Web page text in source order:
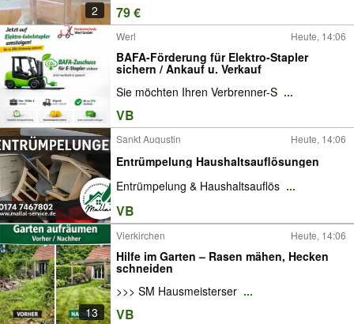
2 79 €
Werl Heute, 14:06
BAFA-Förderung für Elektro-Stapler
sichern / Ankauf u. Verkauf
Sie möchten Ihren Verbrenner-S ...
VB
Sankt Augustin Heute, 14:06
Entrümpelung Haushaltsauflösungen
Entrümpelung & Haushaltsauflös ...
VB
13
Vierkirchen Heute, 14:06
Hilfe im Garten – Rasen mähen, Hecken
schneiden
>>> SM Hausmeisterser ...
VB